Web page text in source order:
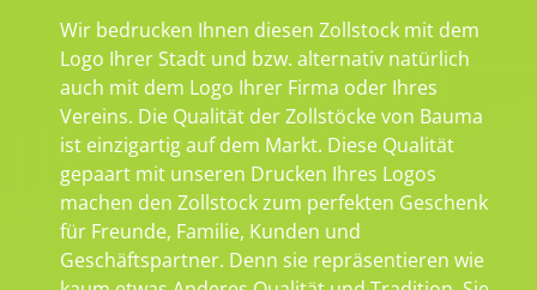
Wir bedrucken Ihnen diesen Zollstock mit dem
Logo Ihrer Stadt und bzw. alternativ natürlich
auch mit dem Logo Ihrer Firma oder Ihres
Vereins. Die Qualität der Zollstöcke von Bauma
ist einzigartig auf dem Markt. Diese Qualität
gepaart mit unseren Drucken Ihres Logos
machen den Zollstock zum perfekten Geschenk
für Freunde, Familie, Kunden und
Geschäftspartner. Denn sie repräsentieren wie